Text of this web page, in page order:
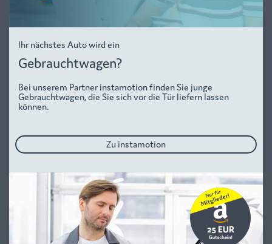
Ihr nächstes Auto wird ein
Gebrauchtwagen?
Bei unserem Partner instamotion finden Sie junge
Gebrauchtwagen, die Sie sich vor die Tür liefern lassen
können.
Zu instamotion